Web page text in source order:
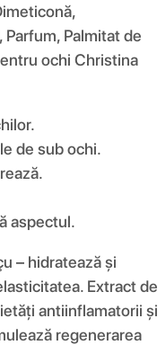
Palmitat de
ochi Christina
de sub ochi.
aspectul.
– hidratează și
Extract de
antiinflamatorii și
regenerarea